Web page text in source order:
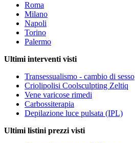
Roma
Milano
Napoli
Torino
Palermo
Ultimi interventi visti
Transessualismo - cambio di sesso
Criolipolisi Coolsculpting Zeltiq
Vene varicose rimedi
Carbossiterapia
Depilazione luce pulsata (IPL)
Ultimi listini prezzi visti